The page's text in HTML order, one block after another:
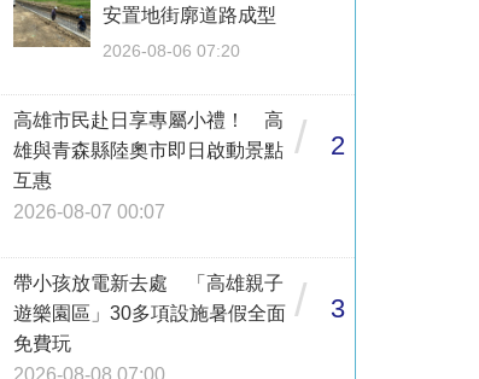
安置地街廓道路成型
2026-08-06 07:20
高雄市民赴日享專屬小禮！ 高
雄與青森縣陸奧市即日啟動景點
互惠
2026-08-07 00:07
/ 2
帶小孩放電新去處 「高雄親子
遊樂園區」30多項設施暑假全面
免費玩
2026-08-08 07:00
/ 3